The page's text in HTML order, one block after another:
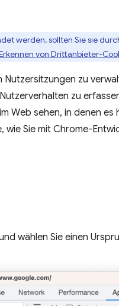
werden, sollten Sie sie
von Drittanbieter-
zu
zu
Web sehen, in denen es
wie Sie mit Chrome-
wählen Sie einen